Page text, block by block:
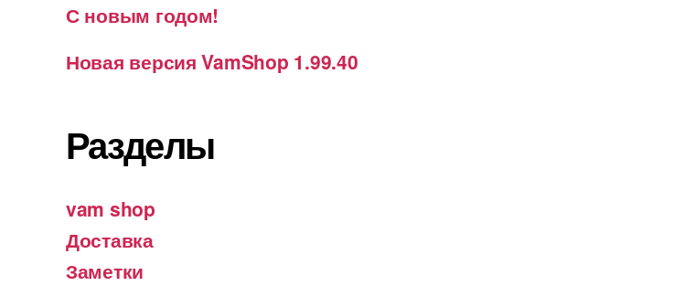
С новым годом!
Новая версия VamShop 1.99.40
Разделы
vam shop
Доставка
Заметки